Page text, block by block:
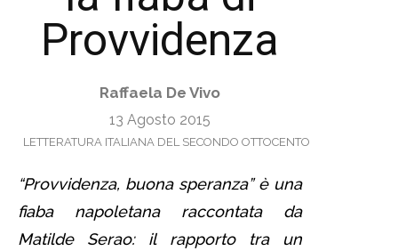
Provvidenza
Raffaela De Vivo
13 Agosto 2015
LETTERATURA ITALIANA DEL SECONDO OTTOCENTO
“Provvidenza, buona speranza” è una
fiaba napoletana raccontata da
Matilde Serao: il rapporto tra un